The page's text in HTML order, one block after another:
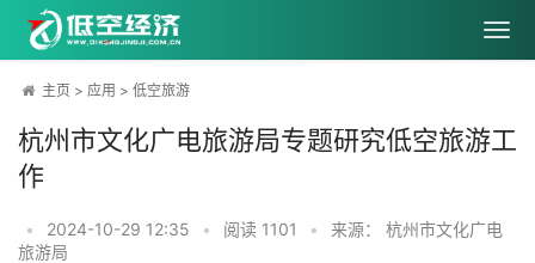
主页 > 应用 > 低空旅游
杭州市文化广电旅游局专题研究低空旅游工
作
• 2024-10-29 12:35 • 阅读 1101 •
来源： 杭州市文化广电
旅游局